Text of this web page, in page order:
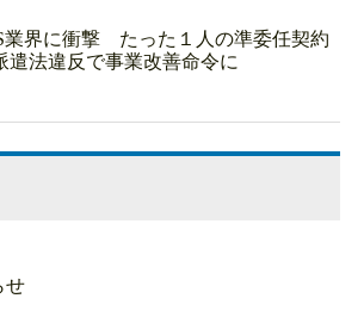
業界に衝撃 たった１人の準委任契約
遣法違反で事業改善命令に
せ